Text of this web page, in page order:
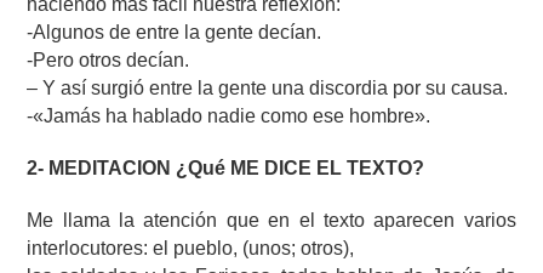
haciendo más fácil nuestra reflexión:
-Algunos de entre la gente decían.
-Pero otros decían.
– Y así surgió entre la gente una discordia por su causa.
-«Jamás ha hablado nadie como ese hombre».
2- MEDITACION ¿Qué ME DICE EL TEXTO?
Me llama la atención que en el texto aparecen varios
interlocutores: el pueblo, (unos; otros),